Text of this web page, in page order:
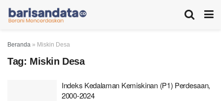
Beranda » Miskin Desa
Tag: Miskin Desa
Indeks Kedalaman Kemiskinan (P1) Perdesaan,
2000-2024